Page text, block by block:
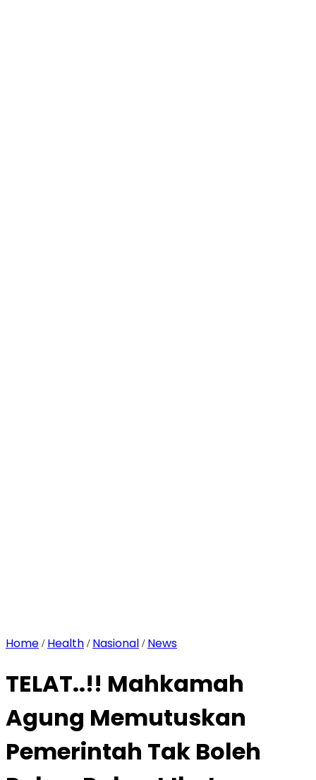
Home / Health / Nasional / News
TELAT..!! Mahkamah
Agung Memutuskan
Pemerintah Tak Boleh